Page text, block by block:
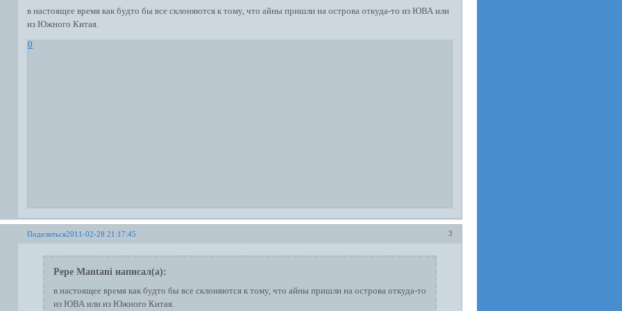
в настоящее время как будто бы все склоняются к тому, что айны пришли на острова откуда-то из ЮВА или
из Южного Китая.
0
Поделиться 3
2011-02-28 21:17:45
Pepe Mantani написал(а):
в настоящее время как будто бы все склоняются к тому, что айны пришли на острова откуда-то
из ЮВА или из Южного Китая.